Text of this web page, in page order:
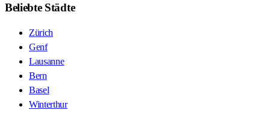
Beliebte Städte
Zürich
Genf
Lausanne
Bern
Basel
Winterthur